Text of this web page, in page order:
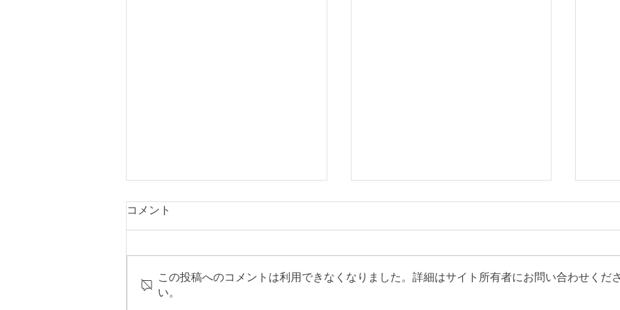
頼りになるなぁ。
コメント
この投稿へのコメントは利用できなくなりました。詳細はサイト所有者にお問い合わせくださ
い。